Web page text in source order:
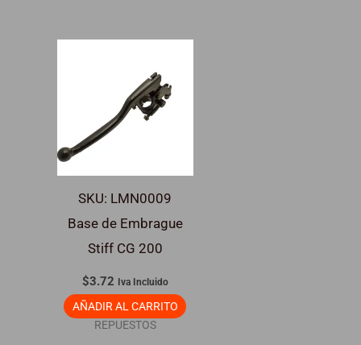
SKU: LMN0009
Base de Embrague
Stiff CG 200
$3.72 Iva Incluido
AÑADIR AL CARRITO
REPUESTOS